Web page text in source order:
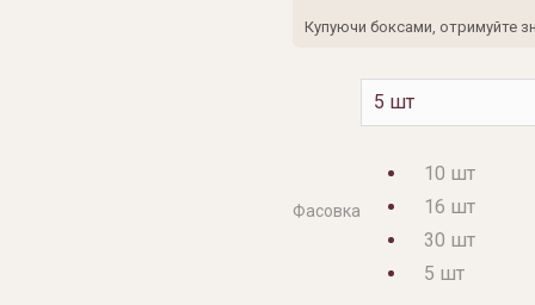
Купуючи боксами, отримуйте
Фасовка
10 шт
16 шт
30 шт
5 шт